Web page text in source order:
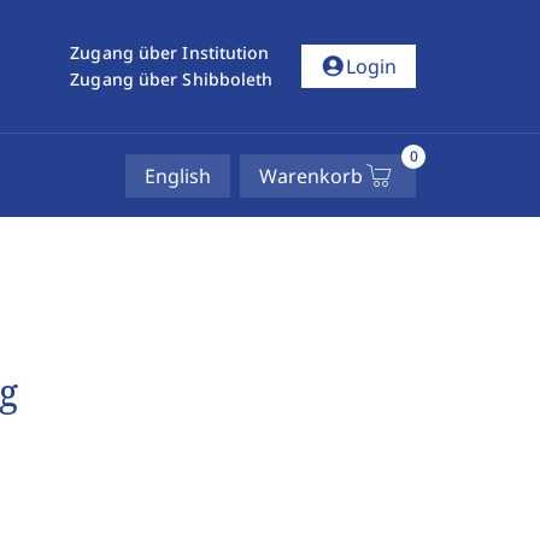
Zugang über Institution
Zugang über Shibboleth
account_circleLogin
English Warenkorb
0